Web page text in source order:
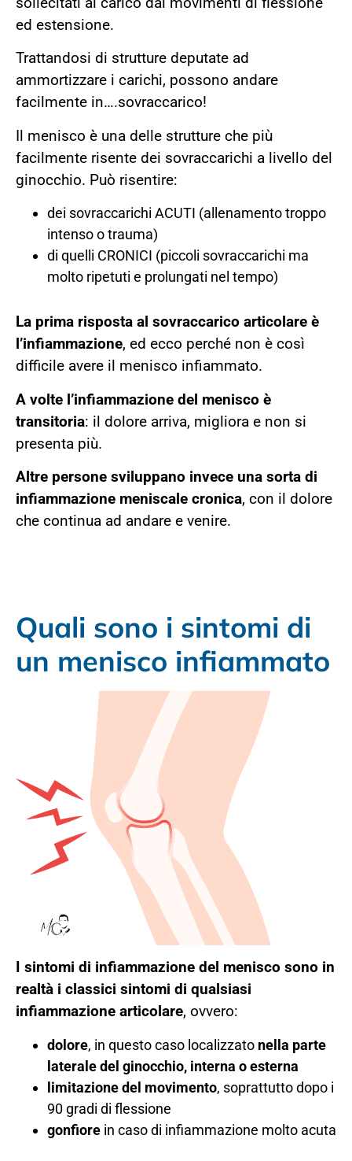
ed estensione.
Trattandosi di strutture deputate ad
ammortizzare i carichi, possono andare
facilmente in….sovraccarico!
Il menisco è una delle strutture che più
facilmente risente dei sovraccarichi a livello del
ginocchio. Può risentire:
dei sovraccarichi ACUTI (allenamento troppo
intenso o trauma)
di quelli CRONICI (piccoli sovraccarichi ma
molto ripetuti e prolungati nel tempo)
La prima risposta al sovraccarico articolare è
l’infiammazione, ed ecco perché non è così
difficile avere il menisco infiammato.
A volte l’infiammazione del menisco è
transitoria: il dolore arriva, migliora e non si
presenta più.
Altre persone sviluppano invece una sorta di
infiammazione meniscale cronica, con il dolore
che continua ad andare e venire.
Quali sono i sintomi di
un menisco infiammato
I sintomi di infiammazione del menisco sono in
realtà i classici sintomi di qualsiasi
infiammazione articolare, ovvero:
dolore, in questo caso localizzato nella parte
laterale del ginocchio, interna o esterna
limitazione del movimento, soprattutto dopo i
90 gradi di flessione
gonfiore in caso di infiammazione molto acuta